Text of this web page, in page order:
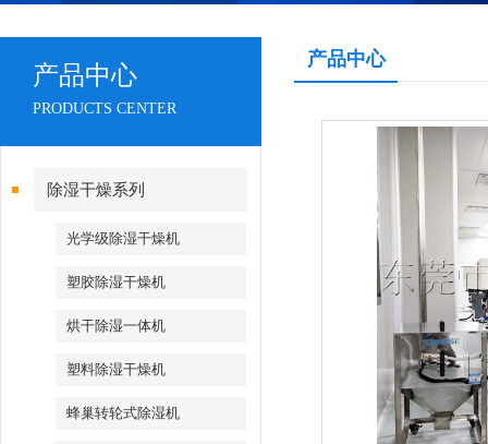
产品中心
PRODUCTS CENTER
除湿干燥系列
光学级除湿干燥机
塑胶除湿干燥机
烘干除湿一体机
塑料除湿干燥机
蜂巢转轮式除湿机
产品中心